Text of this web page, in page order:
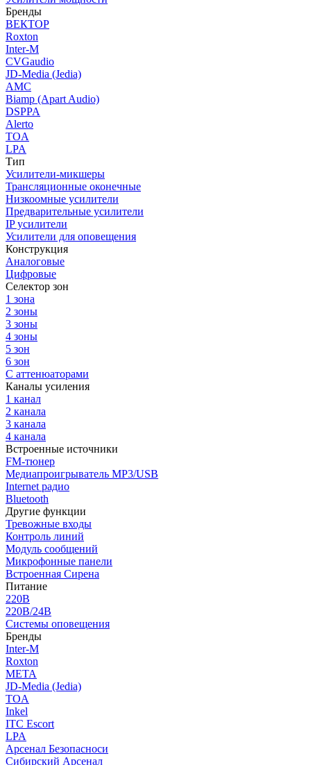
Бренды
ВЕКТОР
Roxton
Inter-M
CVGaudio
JD-Media (Jedia)
AMC
Biamp (Apart Audio)
DSPPA
Alerto
TOA
LPA
Тип
Усилители-микшеры
Трансляционные оконечные
Низкоомные усилители
Предварительные усилители
IP усилители
Усилители для оповещения
Конструкция
Аналоговые
Цифровые
Селектор зон
1 зона
2 зоны
3 зоны
4 зоны
5 зон
6 зон
С аттенюаторами
Каналы усиления
1 канал
2 канала
3 канала
4 канала
Встроенные источники
FM-тюнер
Медиапроигрыватель MP3/USB
Internet радио
Bluetooth
Другие функции
Тревожные входы
Контроль линий
Модуль сообщений
Микрофонные панели
Встроенная Сирена
Питание
220В
220В/24В
Системы оповещения
Бренды
Inter-M
Roxton
МЕТА
JD-Media (Jedia)
TOA
Inkel
ITC Escort
LPA
Арсенал Безопасноси
Сибирский Арсенал